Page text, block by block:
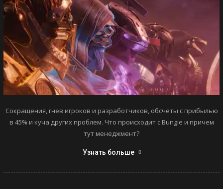
Сокращения, гнев игроков и разработчиков, обсчеты с прибылью
в 45% и куча других проблем. Что происходит с Bungie и причем
тут менеджмент?
Узнать больше